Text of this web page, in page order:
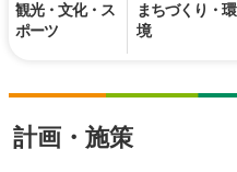
観光・文化・ス
ポーツ
まちづくり・環
境
計画・施策